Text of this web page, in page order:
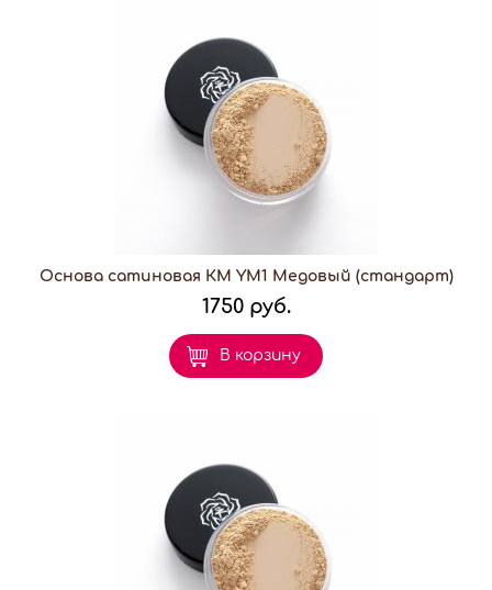
Основа сатиновая КМ YM1 Медовый (стандарт)
1750 руб.
В корзину